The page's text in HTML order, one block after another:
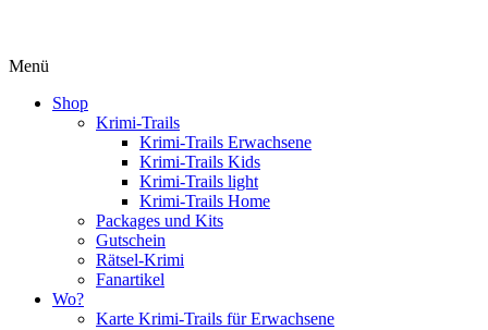
Menü
Shop
Krimi-Trails
Krimi-Trails Erwachsene
Krimi-Trails Kids
Krimi-Trails light
Krimi-Trails Home
Packages und Kits
Gutschein
Rätsel-Krimi
Fanartikel
Wo?
Karte Krimi-Trails für Erwachsene